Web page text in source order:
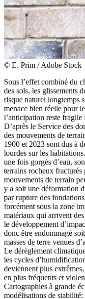
© E. Prim / Adobe Stock
Sous l’effet combiné du
des sols, les glissements
risque naturel longtemps
menace bien réelle pour
l’anticipation reste fragile
D’après le Service des
des mouvements de
1900 et 2023 sont dus à
lourdes sur les
une fois gorgés d’eau,
terrains rocheux fracturés
mouvements de terrain
y a soit une déformation
par rupture des
forcément sous la zone
matériaux qui arrivent
le développement
donc être endommagé
masses de terre venues
Le dérèglement
les cycles
deviennent plus
en plus fréquents et
Cartographies à grande
modélisations de